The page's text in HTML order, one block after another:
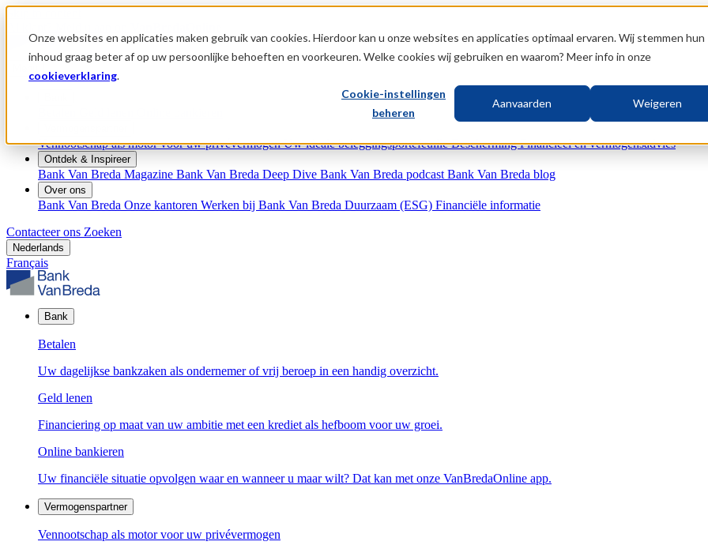
Onze websites en applicaties maken gebruik van cookies. Hierdoor kan u onze websites en applicaties optimaal ervaren. Wij stemmen hun
inhoud graag beter af op uw persoonlijke behoeften en voorkeuren. Welke cookies wij gebruiken en waarom? Meer info in onze
cookieverklaring.
Cookie-instellingen
beheren
Aanvaarden Weigeren
Skip to content
Vennootschap als motor voor uw privévermogenUw ideale beleggingsportefeuilleBeschermingFinancieel en vermogensadvies
Ontdek & Inspireer
Bank Van Breda Magazine Bank Van Breda Deep Dive Bank Van Breda podcast Bank Van Breda blog
Over ons
Bank Van Breda Onze kantoren Werken bij Bank Van Breda Duurzaam (ESG) Financiële informatie
Contacteer ons Zoeken
Nederlands
Français
Bank
Betalen
Uw dagelijkse bankzaken als ondernemer of vrij beroep in een handig overzicht.
Geld lenen
Financiering op maat van uw ambitie met een krediet als hefboom voor uw groei.
Online bankieren
Uw financiële situatie opvolgen waar en wanneer u maar wilt? Dat kan met onze VanBredaOnline app.
Vermogenspartner
Vennootschap als motor voor uw privévermogen